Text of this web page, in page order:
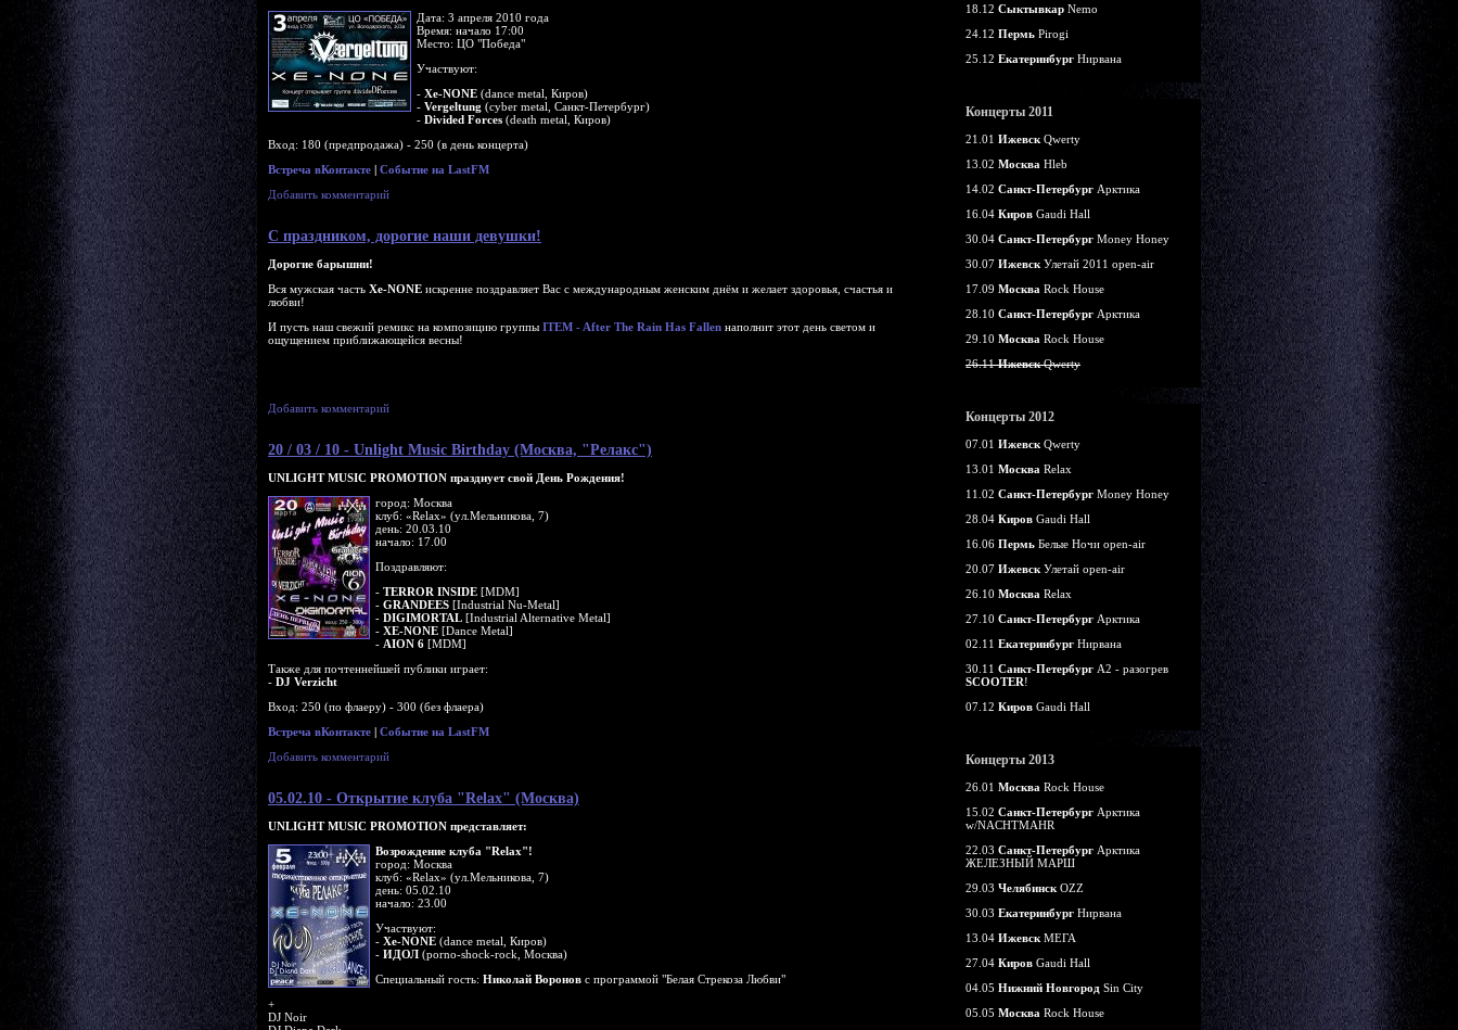
Дата: 3 апреля 2010 года
Время: начало 17:00
Место: ЦО "Победа"
Участвуют:
- Xe-NONE (dance metal, Киров)
- Vergeltung (cyber metal, Санкт-Петербург)
- Divided Forces (death metal, Киров)
Вход: 180 (предпродажа) - 250 (в день концерта)
Встреча вКонтакте | Событие на LastFM
Добавить комментарий
С праздником, дорогие наши девушки!
Дорогие барышни!
Вся мужская часть Xe-NONE искренне поздравляет Вас с международным женским днём и желает здоровья, счастья и
любви!
И пусть наш свежий ремикс на композицию группы ITEM - After The Rain Has Fallen наполнит этот день светом и
ощущением приближающейся весны!
Добавить комментарий
20 / 03 / 10 - Unlight Music Birthday (Москва, "Релакс")
UNLIGHT MUSIC PROMOTION празднует свой День Рождения!
город: Москва
клуб: «Relax» (ул.Мельникова, 7)
день: 20.03.10
начало: 17.00
Поздравляют:
- TERROR INSIDE [MDM]
- GRANDEES [Industrial Nu-Metal]
- DIGIMORTAL [Industrial Alternative Metal]
- XE-NONE [Dance Metal]
- AION 6 [MDM]
Также для почтеннейшей публики играет:
- DJ Verzicht
Вxoд: 250 (по флаеру) - 300 (без флаера)
Встреча вКонтакте | Событие на LastFM
Добавить комментарий
05.02.10 - Открытие клуба "Relax" (Москва)
UNLIGHT MUSIC PROMOTION представляет:
Возрождение клуба "Relax"!
город: Москва
клуб: «Relax» (ул.Мельникова, 7)
день: 05.02.10
начало: 23.00
Участвуют:
- Xe-NONE (dance metal, Киров)
- ИДОЛ (porno-shock-rock, Москва)
Специальный гость: Николай Воронов с программой "Белая Стрекоза Любви"
+
DJ Noir
18.12 Сыктывкар Nemo
24.12 Пермь Pirogi
25.12 Екатеринбург Нирвана
Концерты 2011
21.01 Ижевск Qwerty
13.02 Москва Hleb
14.02 Санкт-Петербург Арктика
16.04 Киров Gaudi Hall
30.04 Санкт-Петербург Money Honey
30.07 Ижевск Улетай 2011 open-air
17.09 Москва Rock House
28.10 Санкт-Петербург Арктика
29.10 Москва Rock House
26.11ИжевскQwerty
Концерты 2012
07.01 Ижевск Qwerty
13.01 Москва Relax
11.02 Санкт-Петербург Money Honey
28.04 Киров Gaudi Hall
16.06 Пермь Белые Ночи open-air
20.07 Ижевск Улетай open-air
26.10 Москва Relax
27.10 Санкт-Петербург Арктика
02.11 Екатеринбург Нирвана
30.11 Санкт-Петербург А2 - разогрев
SCOOTER!
07.12 Киров Gaudi Hall
Концерты 2013
26.01 Москва Rock House
15.02 Санкт-Петербург Арктика
w/NACHTMAHR
22.03 Санкт-Петербург Арктика
ЖЕЛЕЗНЫЙ МАРШ
29.03 Челябинск OZZ
30.03 Екатеринбург Нирвана
13.04 Ижевск МЕГА
27.04 Киров Gaudi Hall
04.05 Нижний Новгород Sin City
05.05 Москва Rock House